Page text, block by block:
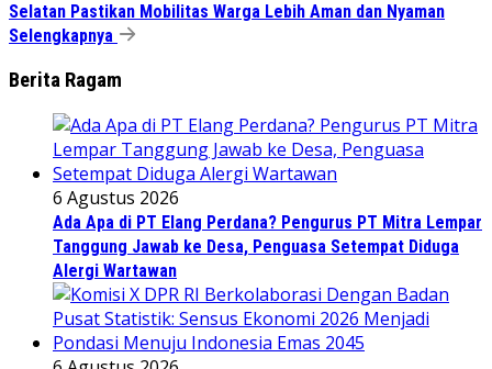
Selatan Pastikan Mobilitas Warga Lebih Aman dan Nyaman
Selengkapnya
Berita Ragam
6 Agustus 2026
Ada Apa di PT Elang Perdana? Pengurus PT Mitra Lempar
Tanggung Jawab ke Desa, Penguasa Setempat Diduga
Alergi Wartawan